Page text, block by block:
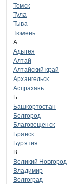
Томск
Тула
Тыва
Тюмень
А
Адыгея
Алтай
Алтайский край
Архангельск
Астрахань
Б
Башкортостан
Белгород
Благовещенск
Брянск
Бурятия
В
Великий Новгород
Владимир
Волгоград